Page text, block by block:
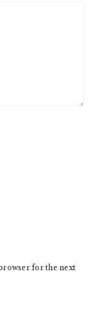
for the next